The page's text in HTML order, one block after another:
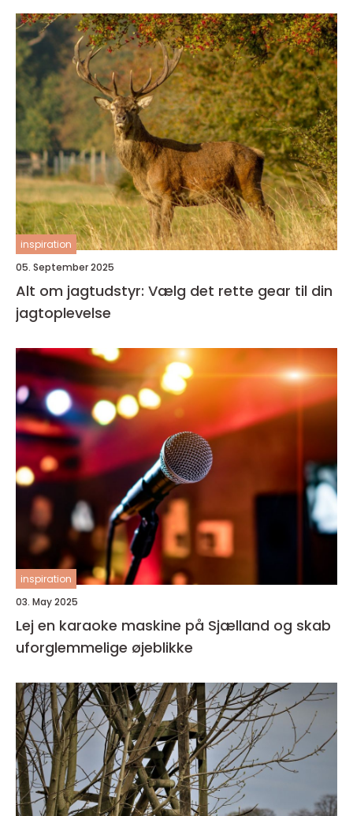
inspiration
05. September 2025
Alt om jagtudstyr: Vælg det rette gear til din
jagtoplevelse
inspiration
03. May 2025
Lej en karaoke maskine på Sjælland og skab
uforglemmelige øjeblikke